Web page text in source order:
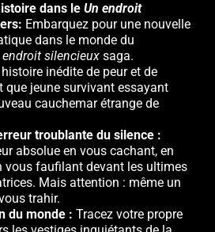
dans le Un endroit
Embarquez pour une nouvelle
dans le monde du
endroit silencieux saga.
inédite de peur et de
que jeune survivant essayant
cauchemar étrange de
troublante du silence :
absolue en vous cachant, en
vous faufilant devant les ultimes
Mais attention : même un
trahir.
du monde : Tracez votre propre